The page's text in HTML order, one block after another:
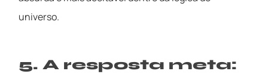
universo.
5. A resposta meta: